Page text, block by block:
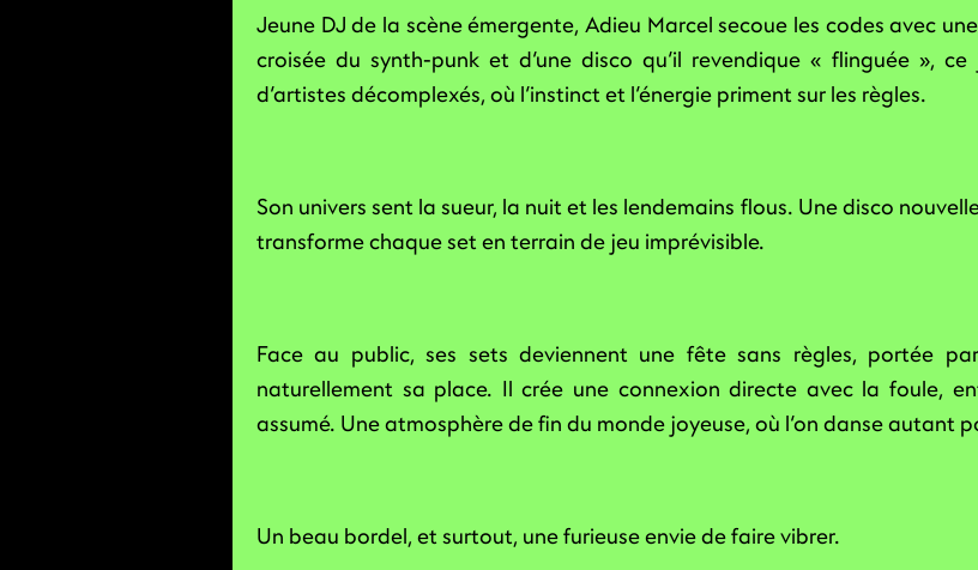
Jeune DJ de la scène émergente, Adieu Marcel secoue les codes avec
croisée du synth-punk et d’une disco qu’il revendique « flinguée »,
d’artistes décomplexés, où l’instinct et l’énergie priment sur les règles.
Son univers sent la sueur, la nuit et les lendemains flous. Une disco
transforme chaque set en terrain de jeu imprévisible.
Face au public, ses sets deviennent une fête sans règles, portée
naturellement sa place. Il crée une connexion directe avec la foule,
assumé. Une atmosphère de fin du monde joyeuse, où l’on danse autant
Un beau bordel, et surtout, une furieuse envie de faire vibrer.